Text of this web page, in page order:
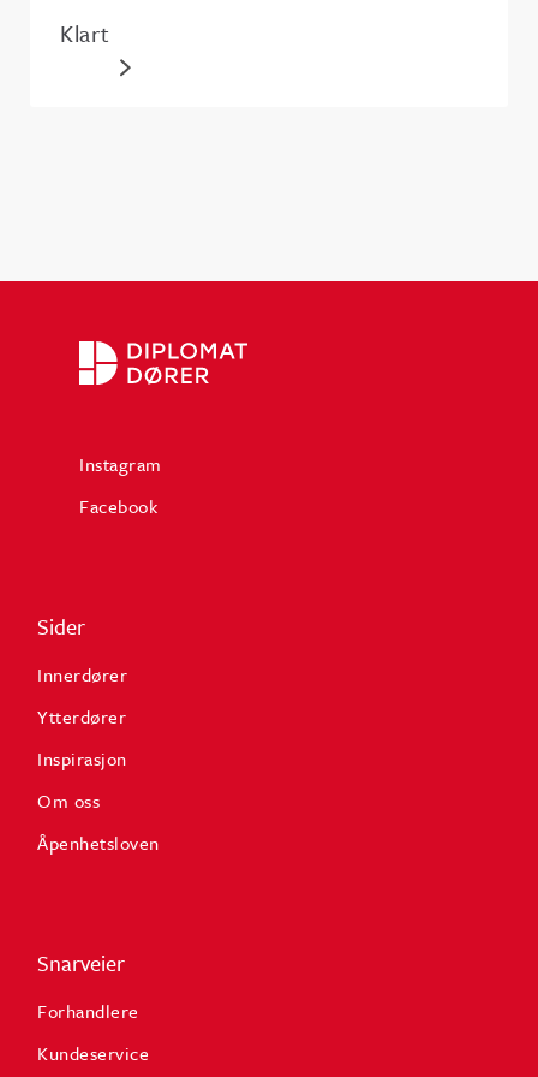
Klart
Instagram
Facebook
Sider
Innerdører
Ytterdører
Inspirasjon
Om oss
Åpenhetsloven
Snarveier
Forhandlere
Kundeservice